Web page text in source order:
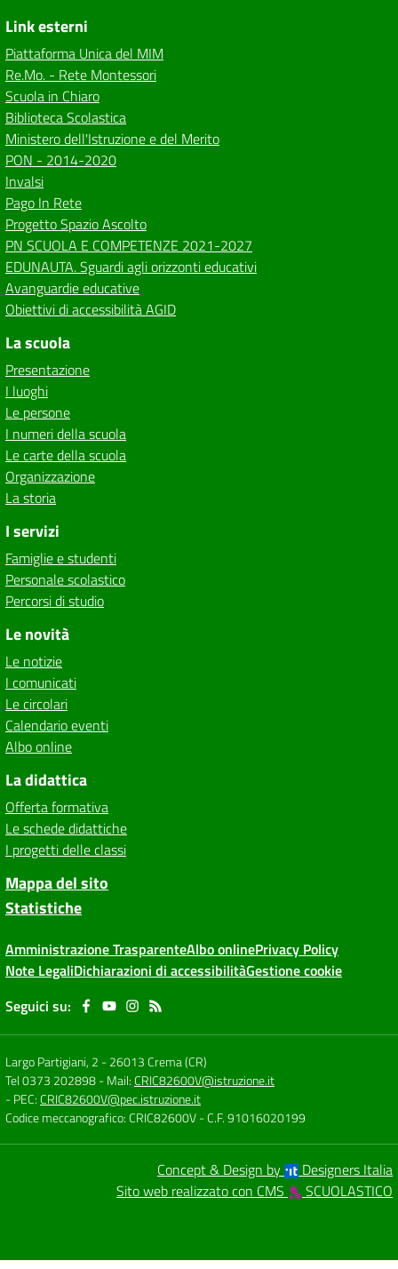
Link esterni
Piattaforma Unica del MIM
Re.Mo. - Rete Montessori
Scuola in Chiaro
Biblioteca Scolastica
Ministero dell'Istruzione e del Merito
PON - 2014-2020
Invalsi
Pago In Rete
Progetto Spazio Ascolto
PN SCUOLA E COMPETENZE 2021-2027
EDUNAUTA. Sguardi agli orizzonti educativi
Avanguardie educative
Obiettivi di accessibilità AGID
La scuola
Presentazione
I luoghi
Le persone
I numeri della scuola
Le carte della scuola
Organizzazione
La storia
I servizi
Famiglie e studenti
Personale scolastico
Percorsi di studio
Le novità
Le notizie
I comunicati
Le circolari
Calendario eventi
Albo online
La didattica
Offerta formativa
Le schede didattiche
I progetti delle classi
Mappa del sito
Statistiche
Amministrazione TrasparenteAlbo onlinePrivacy Policy
Note LegaliDichiarazioni di accessibilitàGestione cookie
Seguici su:
Largo Partigiani, 2 -26013 Crema (CR)
Tel 0373 202898- Mail:CRIC82600V@istruzione.it
- PEC:CRIC82600V@pec.istruzione.it
Codice meccanografico: CRIC82600V- C.F. 91016020199
Concept & Design by
Designers Italia
Sito web realizzato con CMS
SCUOLASTICO